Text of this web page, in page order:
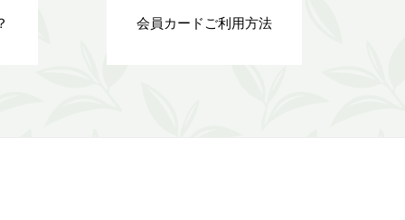
会員カードご利用方法